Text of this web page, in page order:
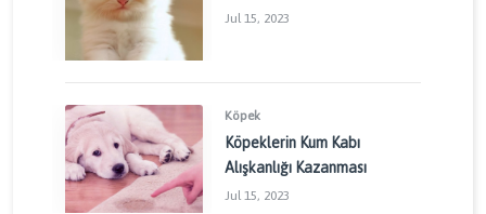
Jul 15, 2023
Köpek
Köpeklerin Kum Kabı
Alışkanlığı Kazanması
Jul 15, 2023